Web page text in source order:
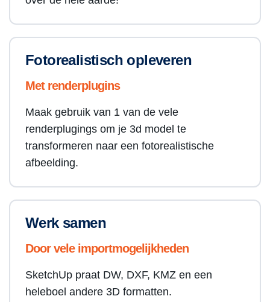
Fotorealistisch opleveren
Met renderplugins
Maak gebruik van 1 van de vele
renderplugings om je 3d model te
transformeren naar een fotorealistische
afbeelding.
Werk samen
Door vele importmogelijkheden
SketchUp praat DW, DXF, KMZ en een
heleboel andere 3D formatten.